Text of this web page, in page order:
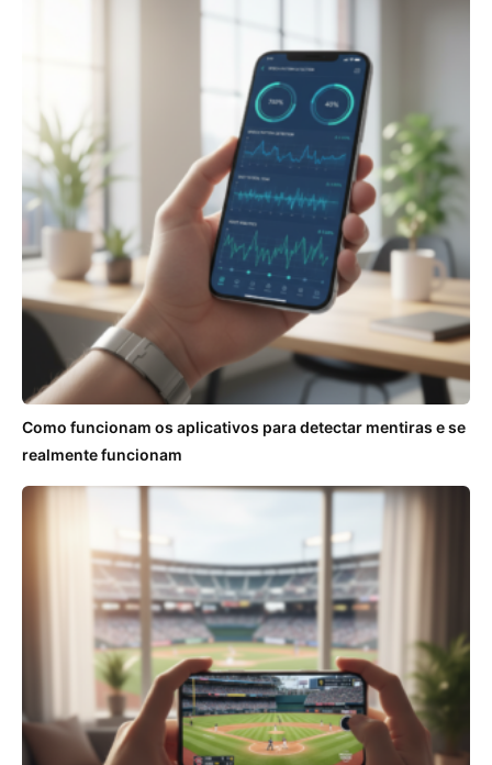
Como funcionam os aplicativos para detectar mentiras e se
realmente funcionam